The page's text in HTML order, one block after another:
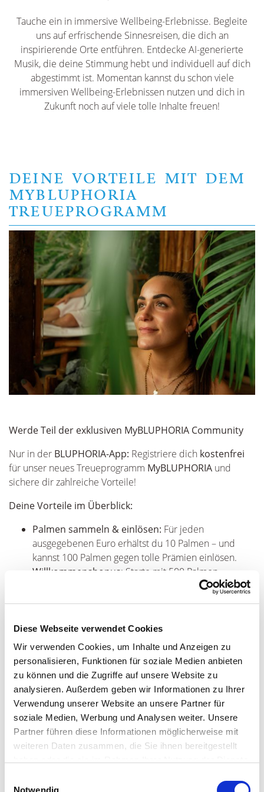
Diese Webseite verwendet Cookies
Wir verwenden Cookies, um Inhalte und Anzeigen zu
personalisieren, Funktionen für soziale Medien anbieten
zu können und die Zugriffe auf unsere Website zu
analysieren. Außerdem geben wir Informationen zu Ihrer
Verwendung unserer Website an unsere Partner für
soziale Medien, Werbung und Analysen weiter. Unsere
Partner führen diese Informationen möglicherweise mit
weiteren Daten zusammen, die Sie ihnen bereitgestellt
Cookies, wenn Sie unsere Webseite weiterhin nutzen.
Notwendig
Tauche ein in immersive Wellbeing-Erlebnisse. Begleite
uns auf erfrischende Sinnesreisen, die dich an
inspirierende Orte entführen. Entdecke AI-generierte
Musik, die deine Stimmung hebt und individuell auf dich
abgestimmt ist. Momentan kannst du schon viele
immersiven Wellbeing-Erlebnissen nutzen und dich in
Zukunft noch auf viele tolle Inhalte freuen!
DEINE VORTEILE MIT DEM
MYBLUPHORIA
TREUEPROGRAMM
Werde Teil der exklusiven MyBLUPHORIA Community
Nur in der BLUPHORIA-App: Registriere dich kostenfrei
für unser neues Treueprogramm MyBLUPHORIA und
sichere dir zahlreiche Vorteile!
Deine Vorteile im Überblick:
Palmen sammeln & einlösen: Für jeden
ausgegebenen Euro erhältst du 10 Palmen – und
kannst 100 Palmen gegen tolle Prämien einlösen.
Willkommensbonus: Starte mit 500 Palmen
Exklusive Wellbeing-Inhalte: Genieße ausgewählte
immersive Wellbeing-Erlebnisse kostenfrei.
Thermenübergreifend einlösbar : Nutze deine
Palmen in Euskirchen undSinsheim.
Erfahre hier mehr zu denTeilnahmebedingungen und
Member-Vorteilen.
So einfach geht's:
Für die Anmeldung benötigst du nur: